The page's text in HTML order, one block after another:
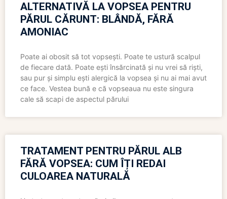
ALTERNATIVĂ LA VOPSEA PENTRU
PĂRUL CĂRUNT: BLÂNDĂ, FĂRĂ
AMONIAC
Poate ai obosit să tot vopsești. Poate te ustură scalpul
de fiecare dată. Poate ești însărcinată și nu vrei să riști,
sau pur și simplu ești alergică la vopsea și nu ai mai avut
ce face. Vestea bună e că vopseaua nu este singura
cale să scapi de aspectul părului
TRATAMENT PENTRU PĂRUL ALB
FĂRĂ VOPSEA: CUM ÎȚI REDAI
CULOAREA NATURALĂ